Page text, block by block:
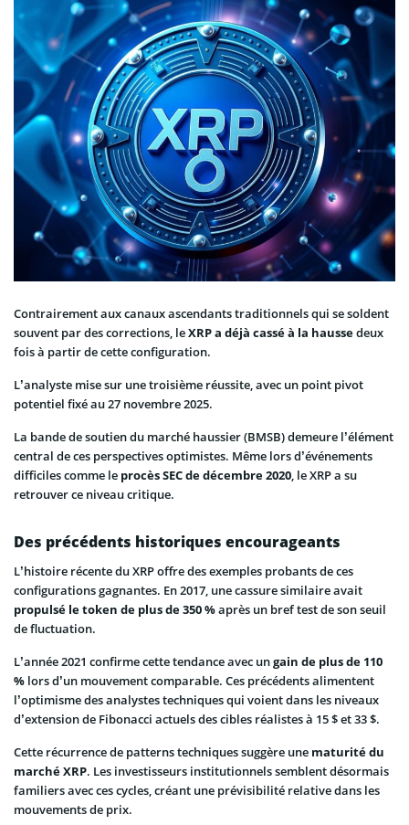
Contrairement aux canaux ascendants traditionnels qui se soldent
souvent par des corrections, leXRP a déjà cassé à la haussedeux
fois à partir de cette configuration.
L’analyste mise sur une troisième réussite, avec un point pivot
potentiel fixé au 27 novembre 2025.
La bande de soutien du marché haussier (BMSB) demeure l’élément
central de ces perspectives optimistes. Même lors d’événements
difficiles comme le procès SEC de décembre 2020, le XRP a su
retrouver ce niveau critique.
Des précédents historiques encourageants
L’histoire récente du XRP offre des exemples probants de ces
configurations gagnantes. En 2017, une cassure similaire avait
propulsé le token de plus de 350 %après un bref test de son seuil
de fluctuation.
L’année 2021 confirme cette tendance avec ungain de plus de 110
% lors d’un mouvement comparable. Ces précédents alimentent
l’optimisme des analystes techniques qui voient dans les niveaux
d’extension de Fibonacci actuels des cibles réalistes à 15 $ et 33 $.
Cette récurrence de patterns techniques suggère une maturité du
marché XRP. Les investisseurs institutionnels semblent désormais
familiers avec ces cycles, créant une prévisibilité relative dans les
mouvements de prix.